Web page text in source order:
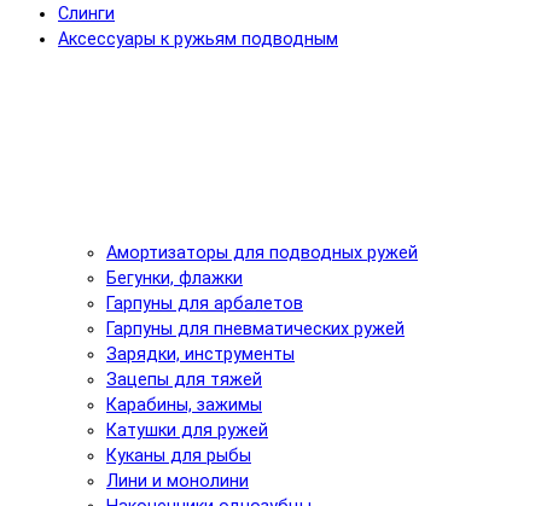
Слинги
Аксессуары к ружьям подводным
Амортизаторы для подводных ружей
Бегунки, флажки
Гарпуны для арбалетов
Гарпуны для пневматических ружей
Зарядки, инструменты
Зацепы для тяжей
Карабины, зажимы
Катушки для ружей
Куканы для рыбы
Лини и монолини